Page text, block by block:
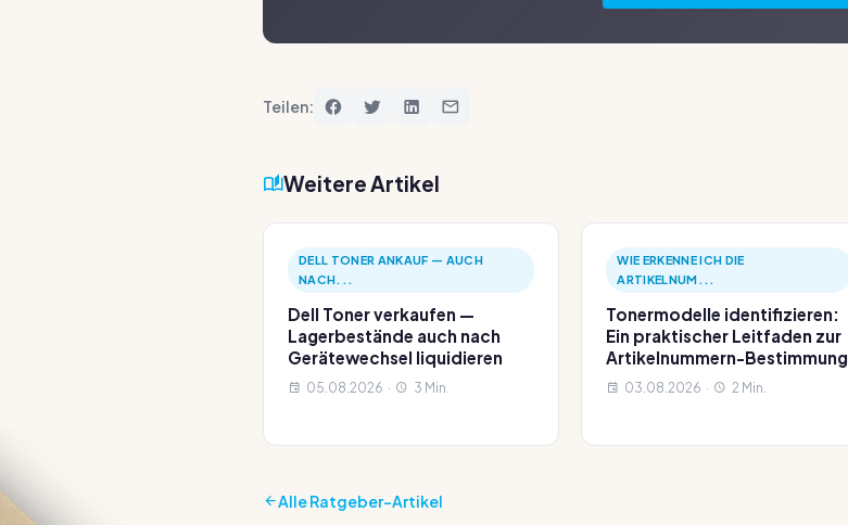
Teilen:
Weitere Artikel
DELL TONER ANKAUF — AUCH
NACH...
Dell Toner verkaufen —
Lagerbestände auch nach
Gerätewechsel liquidieren
05.08.2026 · 3 Min.
WIE ERKENNE ICH DIE
ARTIKELNUM...
Tonermodelle identifizieren:
Ein praktischer Leitfaden zur
Artikelnummern-Bestimmung
03.08.2026 · 2 Min.
Alle Ratgeber-Artikel